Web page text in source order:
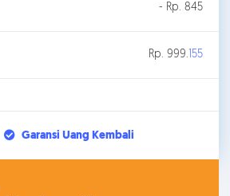
- Rp. 845
Rp. 999. 155
Garansi Uang Kembali